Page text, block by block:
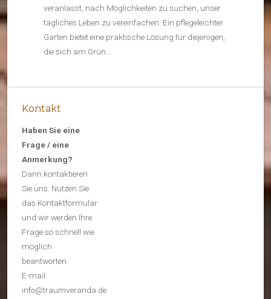
veranlasst, nach Möglichkeiten zu suchen, unser
tägliches Leben zu vereinfachen. Ein pflegeleichter
Garten bietet eine praktische Lösung für diejenigen,
die sich am Grün…
Kontakt
Haben Sie eine
Frage / eine
Anmerkung?
Dann kontaktieren
Sie uns. Nutzen Sie
das Kontaktformular
und wir werden Ihre
Frage so schnell wie
möglich
beantworten.
E-mail:
info@traumveranda.de